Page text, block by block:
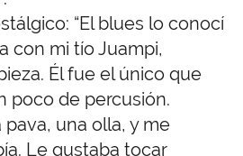
“El blues lo conocí
con mi tío Juampi,
Él fue el único que
poco de percusión.
una olla, y me
Le gustaba tocar